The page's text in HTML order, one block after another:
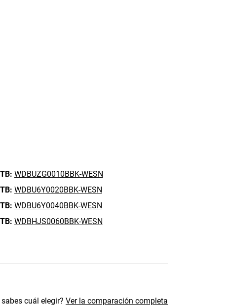
WDBUZG0010BBK-WESN
WDBU6Y0020BBK-WESN
WDBU6Y0040BBK-WESN
WDBHJS0060BBK-WESN
cuál elegir? Ver la comparación completa